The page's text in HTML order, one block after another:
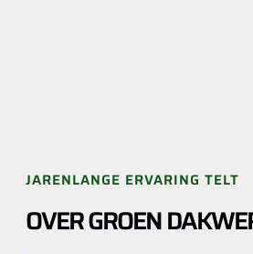
JARENLANGE ERVARING TELT
OVER GROEN